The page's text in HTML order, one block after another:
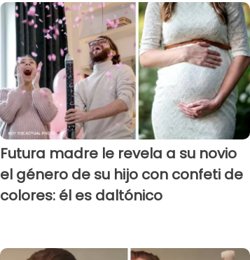
Futura madre le revela a su novio
el género de su hijo con confeti de
colores: él es daltónico